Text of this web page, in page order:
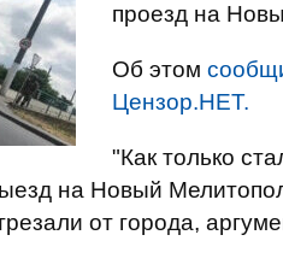
проезд на
Об этом
Цензор.НЕТ.
"Как только
на Новый
от города,